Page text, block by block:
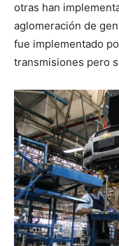
otras han
aglomeración de
fue implementado
transmisiones pero